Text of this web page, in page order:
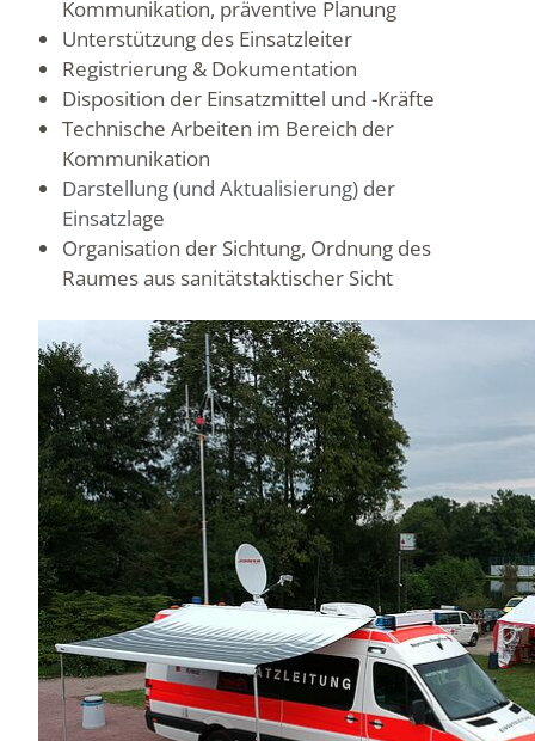
Kommunikation, präventive Planung
Unterstützung des Einsatzleiter
Registrierung & Dokumentation
Disposition der Einsatzmittel und -Kräfte
Technische Arbeiten im Bereich der
Kommunikation
Darstellung (und Aktualisierung) der
Einsatzlage
Organisation der Sichtung, Ordnung des
Raumes aus sanitätstaktischer Sicht